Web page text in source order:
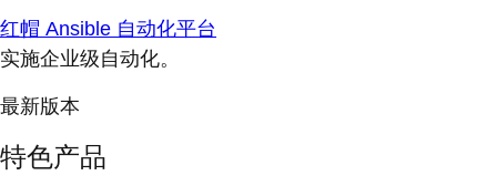
红帽 Ansible 自动化平台
实施企业级自动化。
最新版本
特色产品